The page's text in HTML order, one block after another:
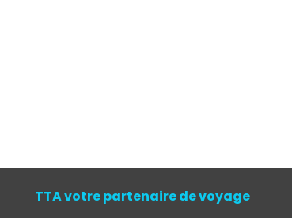
TTA votre partenaire de voyage